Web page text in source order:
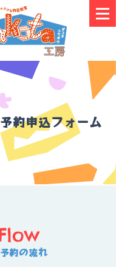
約申込フォーム
約の流れ